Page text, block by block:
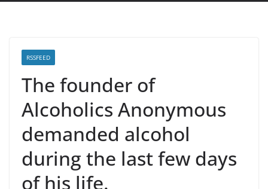
RSSFEED
The founder of
Alcoholics Anonymous
demanded alcohol
during the last few days
of his life.